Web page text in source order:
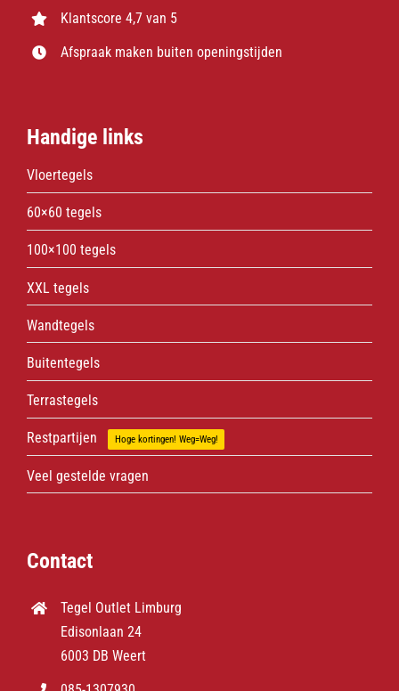
Klantscore 4,7 van 5
Afspraak maken buiten openingstijden
Handige links
Vloertegels
60×60 tegels
100×100 tegels
XXL tegels
Wandtegels
Buitentegels
Terrastegels
Restpartijen Hoge kortingen! Weg=Weg!
Veel gestelde vragen
Contact
Tegel Outlet Limburg
Edisonlaan 24
6003 DB Weert